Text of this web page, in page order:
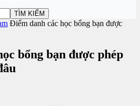
Điểm danh các học bổng bạn được
bổng bạn được phép